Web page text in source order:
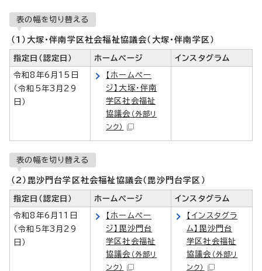
表の幅を切り替える
（1）大塚・伴南学区社会福祉協議会（大塚・伴南学区）
指定日（認定日） ホームページ インスタグラム
令和8年6月15日
（令和5年3月29
日）
【ホームペー
ジ】大塚・伴南
学区社会福祉
協議会 （外部リ
ンク）
表の幅を切り替える
（2）毘沙門台学区社会福祉協議会（毘沙門台学区）
指定日（認定日） ホームページ インスタグラム
令和8年6月11日
（令和5年3月29
日）
【ホームペー
ジ】毘沙門台
学区社会福祉
協議会 （外部リ
ンク）
【インスタグラ
ム】毘沙門台
学区社会福祉
協議会 （外部リ
ンク）